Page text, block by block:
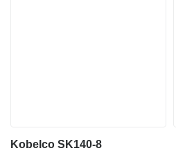
Kobelco SK140-8